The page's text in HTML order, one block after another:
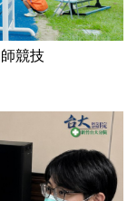
競技